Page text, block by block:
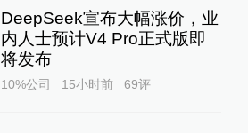
DeepSeek宣布大幅涨价，业
内人士预计V4 Pro正式版即
将发布
10%公司 15小时前 69评